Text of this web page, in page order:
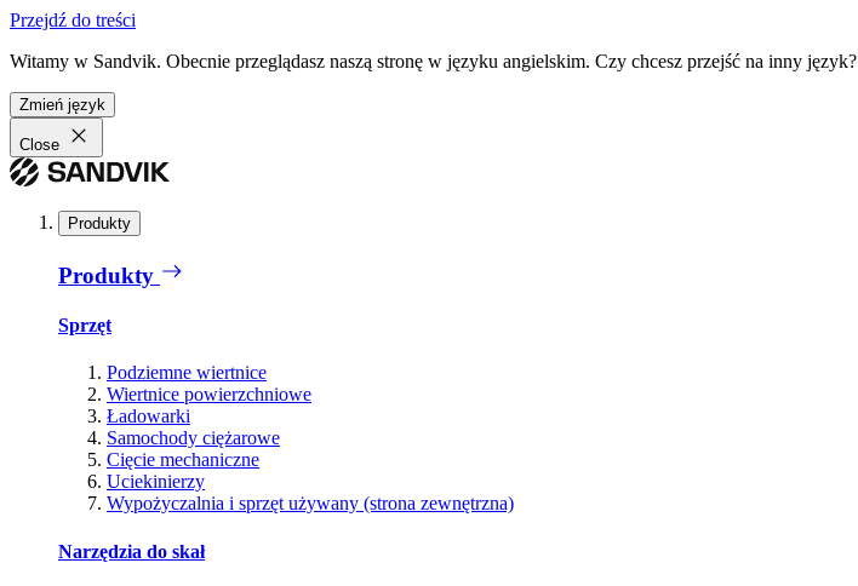
Przejdź do treści
Witamy w Sandvik. Obecnie przeglądasz naszą stronę w języku angielskim. Czy chcesz przejść na inny język?
Zmień język
Close
Produkty
Produkty
Sprzęt
Podziemne wiertnice
Wiertnice powierzchniowe
Ładowarki
Samochody ciężarowe
Cięcie mechaniczne
Uciekinierzy
Wypożyczalnia i sprzęt używany (strona zewnętrzna)
Narzędzia do skał